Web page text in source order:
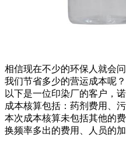
相信现在不少的环保人就会
我们节省多少的营运成本呢
以下是一位印染厂的客户，
成本核算包括：药剂费用、
本次成本核算未包括其他的
换频率多出的费用、人员的加